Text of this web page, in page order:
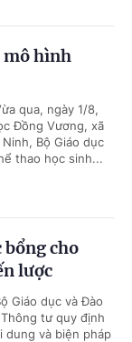
mô hình
qua, ngày 1/8,
Đồng Vương, xã
Bộ Giáo dục
thao học sinh...
bổng cho
lược
Giáo dục và Đào
tư quy định
dung và biện pháp